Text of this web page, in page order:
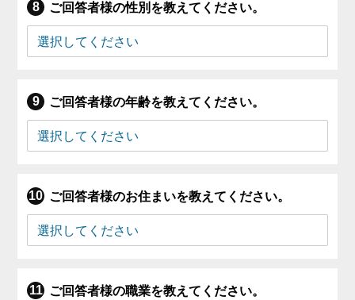
ご回答者様の性別を教えてください。
ご回答者様の年齢を教えてください。
ご回答者様のお住まいを教えてください。
ご回答者様の職業を教えてください。